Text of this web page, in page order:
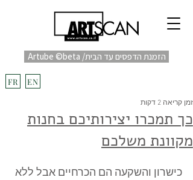
EN
FR
Artube ©beta /הזמנת הדפסים עד הבית
כך תמכרו יצירותיכם בחנות
מקוונת משלכם
זמן קריאה 2 דקות
כישרון והשקעה הם הכרחיים אבל ללא